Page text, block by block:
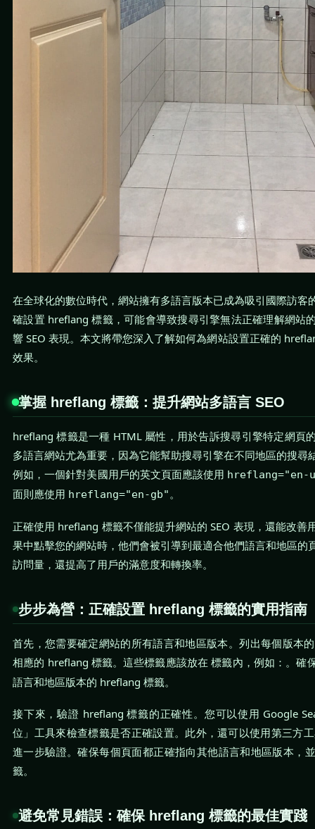
在全球化的數位時代，網站擁有多語言版本已成為吸引國際訪客
確設置 hreflang 標籤，可能會導致搜尋引擎無法正確理解網站
響 SEO 表現。本文將帶您深入了解如何為網站設置正確的
效果。
掌握 hreflang 標籤：提升網站多語言 SEO
hreflang 標籤是一種 HTML 屬性，用於告訴搜尋引擎特定網頁
多語言網站尤為重要，因為它能幫助搜尋引擎在不同地區的搜尋
例如，一個針對美國用戶的英文頁面應該使用 hreflang="en-
面則應使用 hreflang="en-gb"。
正確使用 hreflang 標籤不僅能提升網站的 SEO 表現，還能改善
果中點擊您的網站時，他們會被引導到最適合他們語言和地區的
訪問量，還提高了用戶的滿意度和轉換率。
步步為營：正確設置 hreflang 標籤的實用指南
首先，您需要確定網站的所有語言和地區版本。列出每個版本
相應的 hreflang 標籤。這些標籤應該放在標籤內，例如： 。確
語言和地區版本的 hreflang 標籤。
接下來，驗證 hreflang 標籤的正確性。您可以使用 Google
位」工具來檢查標籤是否正確設置。此外，還可以使用第三方
進一步驗證。確保每個頁面都正確指向其他語言和地區版本，
籤。
避免常見錯誤：確保 hreflang 標籤的最佳實踐